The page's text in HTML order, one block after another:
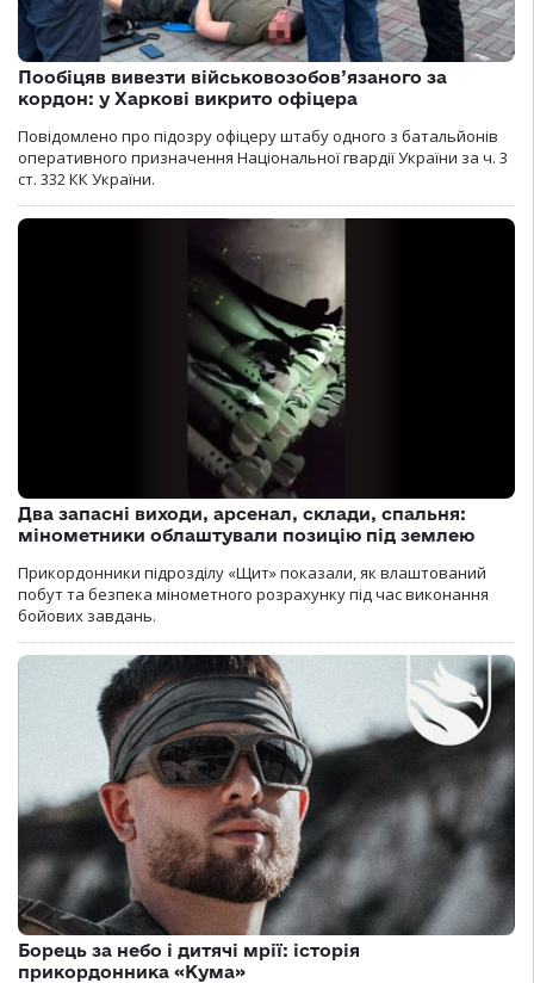
Пообіцяв вивезти військовозобов’язаного за
кордон: у Харкові викрито офіцера
Повідомлено про підозру офіцеру штабу одного з батальйонів
оперативного призначення Національної гвардії України за ч. 3
ст. 332 КК України.
Два запасні виходи, арсенал, склади, спальня:
мінометники облаштували позицію під землею
Прикордонники підрозділу «Щит» показали, як влаштований
побут та безпека мінометного розрахунку під час виконання
бойових завдань.
Борець за небо і дитячі мрії: історія
прикордонника «Кума»